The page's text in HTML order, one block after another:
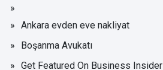
Ankara evden eve nakliyat
Boşanma Avukatı
Get Featured On Business Insider